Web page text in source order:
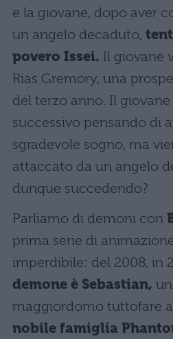
e la giovane, dopo aver
un angelo decaduto,
povero Issei. Il giovane
Rias Gremory, una
del terzo anno. Il
successivo pensando di
sgradevole sogno, ma
attaccato da un angelo
dunque succedendo?
Parliamo di demoni con
prima serie di
imperdibile: del 2008, in
demone è Sebastian,
maggiordomo tuttofare
nobile famiglia